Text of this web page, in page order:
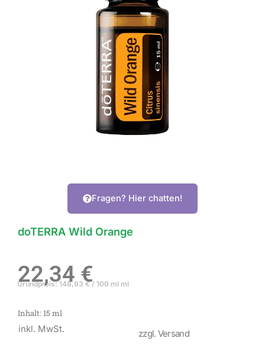
Fragen? Hier chatten!
doTERRA Wild Orange
22,34€
Inhalt: 15ml
inkl. MwSt. zzgl. Versand
Grundpreis:148,93 €/ 100 ml ml